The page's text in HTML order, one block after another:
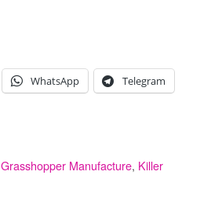
WhatsApp Telegram
Grasshopper Manufacture, Killer